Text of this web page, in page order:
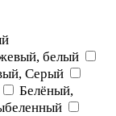
белый
Серый
Белёный,